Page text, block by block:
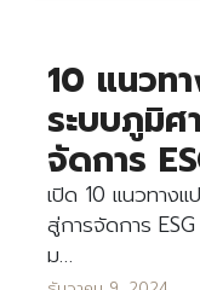
10 แนวท
ระบบภูมิศ
จัดการ
เปิด 10 แนวทาง
สู่การจัดการ
ม…